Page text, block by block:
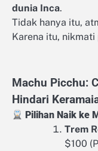
dunia Inca.
Tidak hanya itu,
Karena itu, nikmati
Machu Picchu:
Hindari
Pilihan Naik ke
Trem
$100